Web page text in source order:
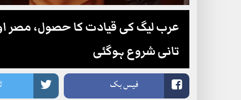
عرب لیگ کی قیادت کا حصول، مصر
تانی شروع ہوگئی
فیس بک